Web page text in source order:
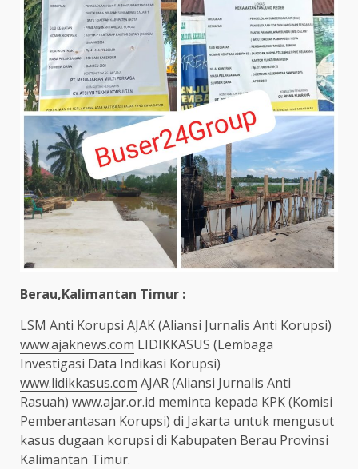
Berau,Kalimantan Timur :
LSM Anti Korupsi AJAK (Aliansi Jurnalis Anti Korupsi)
www.ajaknews.com LIDIKKASUS (Lembaga
Investigasi Data Indikasi Korupsi)
www.lidikkasus.com AJAR (Aliansi Jurnalis Anti
Rasuah) www.ajar.or.id meminta kepada KPK (Komisi
Pemberantasan Korupsi) di Jakarta untuk mengusut
kasus dugaan korupsi di Kabupaten Berau Provinsi
Kalimantan Timur.